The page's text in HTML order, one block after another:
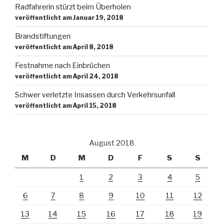
Radfahrerin stürzt beim Überholen
veröffentlicht am Januar 19, 2018
Brandstiftungen
veröffentlicht am April 8, 2018
Festnahme nach Einbrüchen
veröffentlicht am April 24, 2018
Schwer verletzte Insassen durch Verkehrsunfall
veröffentlicht am April 15, 2018
August 2018
M
D M D F S S
1 2 3 4 5
6 7 8 9 10 11 12
13 14 15 16 17 18 19